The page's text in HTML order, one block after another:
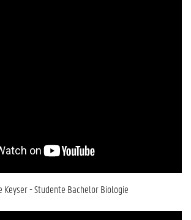
Keyser - Studente Bachelor Biologie